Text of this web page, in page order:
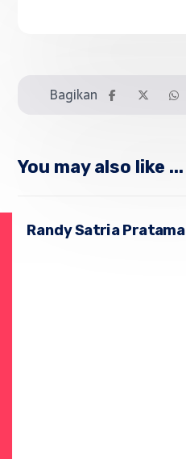
You may also like ...
Randy Satria Pratama